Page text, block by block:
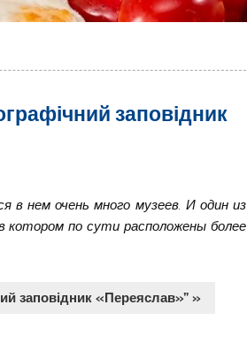
заповідник
в нем очень много музеев. И один из
котором по сути расположены более
заповідник «Переяслав»” »